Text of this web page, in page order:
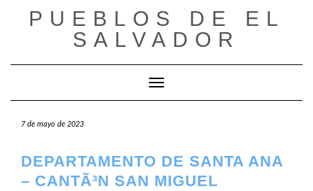
PUEBLOS DE EL
SALVADOR
Cambiar modo de navegación
7 de mayo de 2023
DEPARTAMENTO DE SANTA ANA
– CANTÃ³N SAN MIGUEL